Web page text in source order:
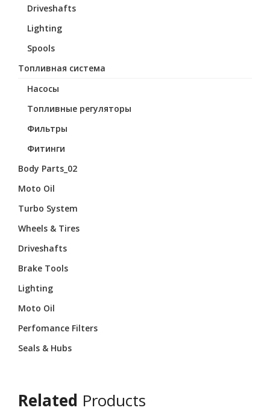
Driveshafts
Lighting
Spools
Топливная система
Насосы
Топливные регуляторы
Фильтры
Фитинги
Body Parts_02
Moto Oil
Turbo System
Wheels & Tires
Driveshafts
Brake Tools
Lighting
Moto Oil
Perfomance Filters
Seals & Hubs
Related Products